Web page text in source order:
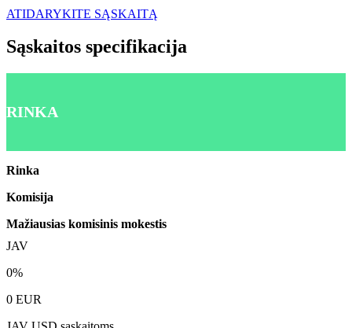
ATIDARYKITE SĄSKAITĄ
Sąskaitos specifikacija
RINKA
Rinka
Komisija
Mažiausias komisinis mokestis
JAV
0%
0 EUR